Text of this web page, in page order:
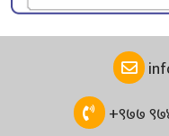
+९७७